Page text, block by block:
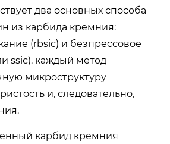
два основных способа
из карбида кремния:
(rbsic) и безпрессовое
ssic). каждый метод
микроструктуру
и, следовательно,
карбид кремния